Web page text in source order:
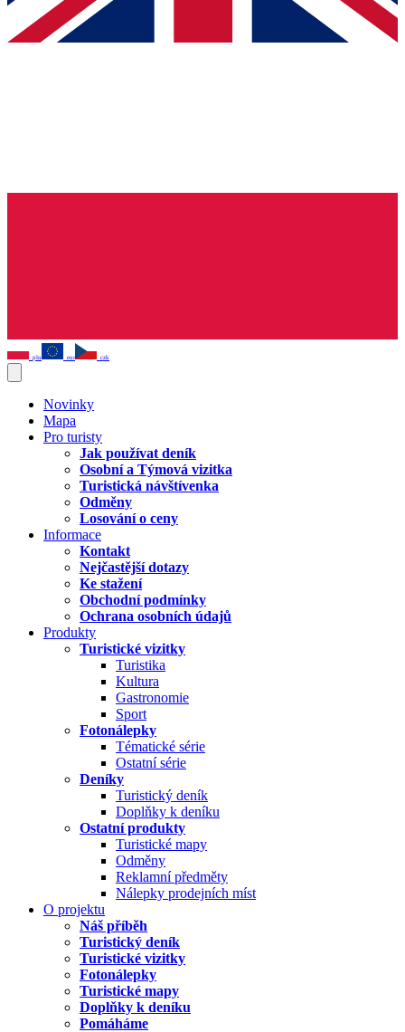
pln eur czk
Novinky
Mapa
Pro turisty
Jak používat deník
Osobní a Týmová vizitka
Turistická návštívenka
Odměny
Losování o ceny
Informace
Kontakt
Nejčastější dotazy
Ke stažení
Obchodní podmínky
Ochrana osobních údajů
Produkty
Turistické vizitky
Turistika
Kultura
Gastronomie
Sport
Fotonálepky
Tématické série
Ostatní série
Deníky
Turistický deník
Doplňky k deníku
Ostatní produkty
Turistické mapy
Odměny
Reklamní předměty
Nálepky prodejních míst
O projektu
Náš příběh
Turistický deník
Turistické vizitky
Fotonálepky
Turistické mapy
Doplňky k deníku
Pomáháme